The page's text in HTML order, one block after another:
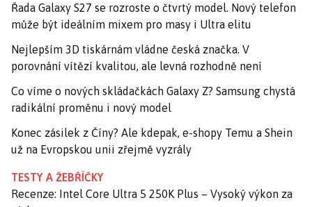
Řada Galaxy S27 se rozroste o čtvrtý model. Nový telefon
může být ideálním mixem pro masy i Ultra elitu
Nejlepším 3D tiskárnám vládne česká značka. V
porovnání vítězí kvalitou, ale levná rozhodně není
Co víme o nových skládačkách Galaxy Z? Samsung chystá
radikální proměnu i nový model
Konec zásilek z Číny? Ale kdepak, e-shopy Temu a Shein
už na Evropskou unii zřejmě vyzrály
TESTY A ŽEBŘÍČKY
Recenze: Intel Core Ultra 5 250K Plus – Vysoký výkon za